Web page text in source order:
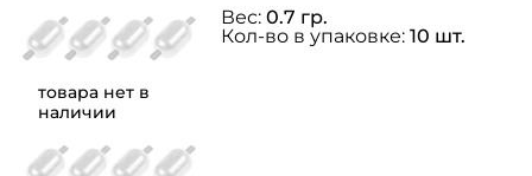
товара нет в
наличии
Вес: 0.7 гр.
Кол-во в упаковке: 10 шт.